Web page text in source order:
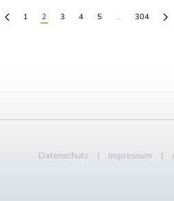
1 2 3 4 5 … 304
Datenschutz | Impressum |